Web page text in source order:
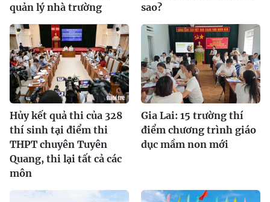
quản lý nhà trường
sao?
Hủy kết quả thi của 328
thí sinh tại điểm thi
THPT chuyên Tuyên
Quang, thi lại tất cả các
môn
Gia Lai: 15 trường thí
điểm chương trình giáo
dục mầm non mới